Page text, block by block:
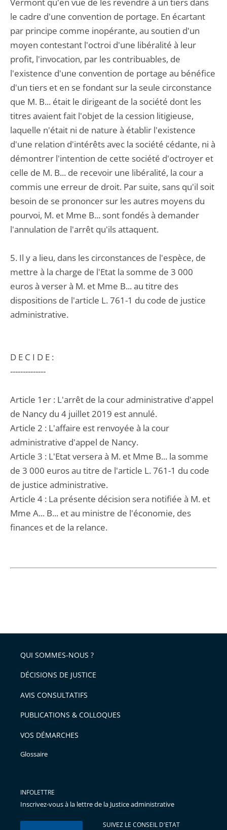
le cadre d'une convention de portage. En écartant
par principe comme inopérante, au soutien d'un
moyen contestant l'octroi d'une libéralité à leur
profit, l'invocation, par les contribuables, de
l'existence d'une convention de portage au bénéfice
d'un tiers et en se fondant sur la seule circonstance
que M. B... était le dirigeant de la société dont les
titres avaient fait l'objet de la cession litigieuse,
laquelle n'était ni de nature à établir l'existence
d'une relation d'intérêts avec la société cédante, ni à
démontrer l'intention de cette société d'octroyer et
celle de M. B... de recevoir une libéralité, la cour a
commis une erreur de droit. Par suite, sans qu'il soit
besoin de se prononcer sur les autres moyens du
pourvoi, M. et Mme B... sont fondés à demander
l'annulation de l'arrêt qu'ils attaquent.
5. Il y a lieu, dans les circonstances de l'espèce, de
mettre à la charge de l'Etat la somme de 3 000
euros à verser à M. et Mme B... au titre des
dispositions de l'article L. 761-1 du code de justice
administrative.
D E C I D E :
--------------
Article 1er : L'arrêt de la cour administrative d'appel
de Nancy du 4 juillet 2019 est annulé.
Article 2 : L'affaire est renvoyée à la cour
administrative d'appel de Nancy.
Article 3 : L'Etat versera à M. et Mme B... la somme
de 3 000 euros au titre de l'article L. 761-1 du code
de justice administrative.
Article 4 : La présente décision sera notifiée à M. et
Mme A... B... et au ministre de l'économie, des
finances et de la relance.
QUI SOMMES-NOUS ?
DÉCISIONS DE JUSTICE
AVIS CONSULTATIFS
PUBLICATIONS & COLLOQUES
VOS DÉMARCHES
Glossaire
INFOLETTRE
Inscrivez-vous à la lettre de la Justice administrative
SUIVEZ LE CONSEIL D'ETAT